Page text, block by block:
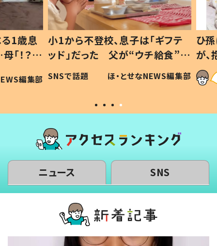
歳息
？」
編集部
小1から不登校、息子は「ギフテ
ッド」だった 父が“ウチ給食”を
作り続ける理由とは #令和の親
#令和の子
SNSで話題 ほ・とせなNEWS編集部
ひ孫
が、抱
「涙が
い」
ニュース SNS